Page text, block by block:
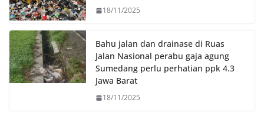
18/11/2025
Bahu jalan dan drainase di Ruas
Jalan Nasional perabu gaja agung
Sumedang perlu perhatian ppk 4.3
Jawa Barat
18/11/2025